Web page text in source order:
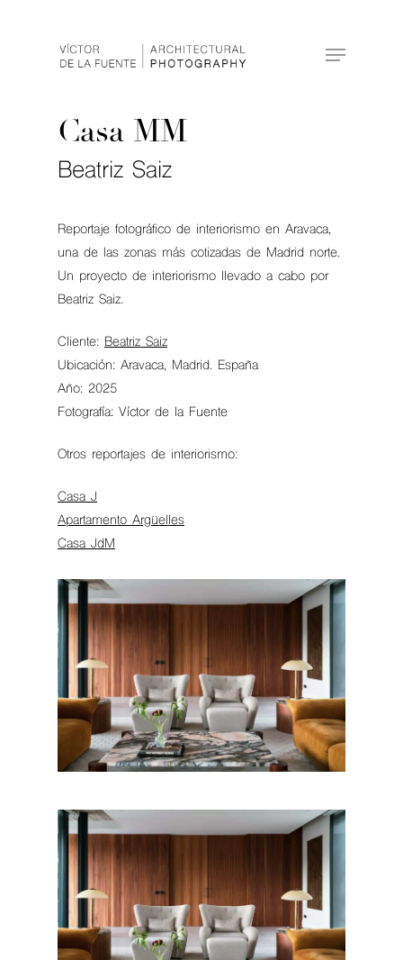
Casa MM
Beatriz Saiz
Reportaje fotográfico de interiorismo en Aravaca,
una de las zonas más cotizadas de Madrid norte.
Un proyecto de interiorismo llevado a cabo por
Beatriz Saiz.
Cliente: Beatriz Saiz
Ubicación: Aravaca, Madrid. España
Año: 2025
Fotografía: Víctor de la Fuente
Otros reportajes de interiorismo:
Casa J
Apartamento Argüelles
Casa JdM